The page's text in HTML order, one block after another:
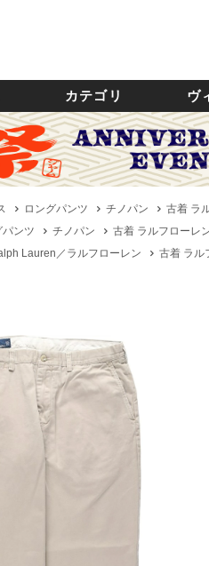
カテゴリ ヴ
ロングパンツ チノパン
古着 ラ
パンツ チノパン
古着 ラルフローレ
Lauren／ラルフローレン 古着 ラル